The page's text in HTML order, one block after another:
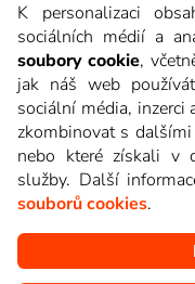
Copyright © goNET
obrázky z pořadů TV
K personalizaci
sociálních médií a
soubory cookie,
jak náš web
sociální média, inzerci
zkombinovat s
nebo které získali v
služby. Další
souborů cookies.